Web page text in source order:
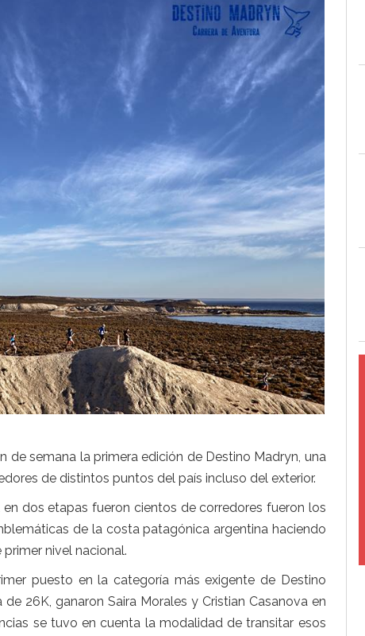
semana la primera edición de Destino Madryn, una
de distintos puntos del país incluso del exterior.
dos etapas fueron cientos de corredores fueron los
de la costa patagónica argentina haciendo
nivel nacional.
puesto en la categoría más exigente de Destino
26K, ganaron Saira Morales y Cristian Casanova en
se tuvo en cuenta la modalidad de transitar esos